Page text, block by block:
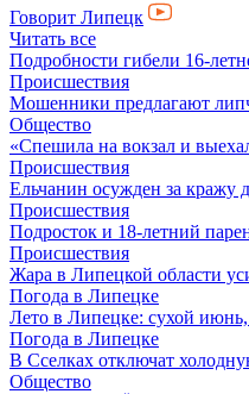
Говорит Липецк
Читать все
Подробности гибели 16-
Происшествия
Мошенники предлагают
Общество
«Спешила на вокзал и
Происшествия
Ельчанин осужден за кражу
Происшествия
Подросток и 18-летний
Происшествия
Жара в Липецкой области
Погода в Липецке
Лето в Липецке: сухой
Погода в Липецке
В Сселках отключат
Общество